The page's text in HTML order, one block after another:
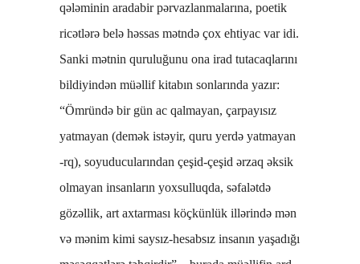
qələminin aradabir pərvazlanmalarına, poetik
ricətlərə belə həssas mətndə çox ehtiyac var idi.
Sanki mətnin quruluğunu ona irad tutacaqlarını
bildiyindən müəllif kitabın sonlarında yazır:
“Ömründə bir gün ac qalmayan, çarpayısız
yatmayan (demək istəyir, quru yerdə yatmayan
-rq), soyuducularından çeşid-çeşid ərzaq əksik
olmayan insanların yoxsulluqda, səfalətdə
gözəllik, art axtarması köçkünlük illərində mən
və mənim kimi saysız-hesabsız insanın yaşadığı